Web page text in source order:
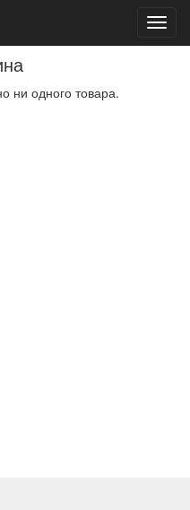
ни одного товара.